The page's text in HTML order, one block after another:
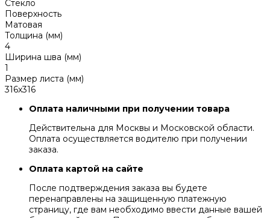
Стекло
Поверхность
Матовая
Толщина (мм)
4
Ширина шва (мм)
1
Размер листа (мм)
316x316
Оплата наличными при получении товара
Действительна для Москвы и Московской области.
Оплата осуществляется водителю при получении
заказа.
Оплата картой на сайте
После подтверждения заказа вы будете
перенаправлены на защищенную платежную
страницу, где вам необходимо ввести данные вашей